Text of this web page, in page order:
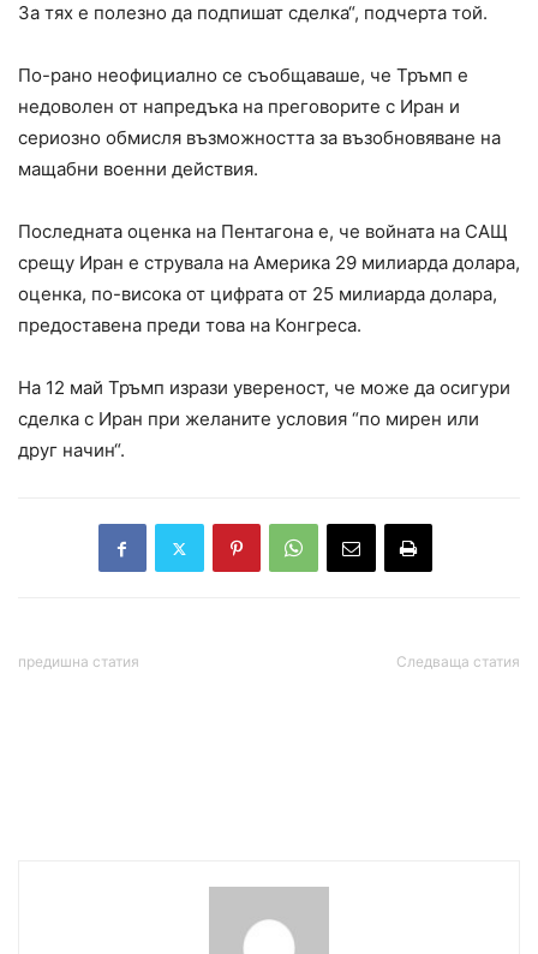
За тях е полезно да подпишат сделка“, подчерта той.
По-рано неофициално се съобщаваше, че Тръмп е
недоволен от напредъка на преговорите с Иран и
сериозно обмисля възможността за възобновяване на
мащабни военни действия.
Последната оценка на Пентагона е, че войната на САЩ
срещу Иран е струвала на Америка 29 милиарда долара,
оценка, по-висока от цифрата от 25 милиарда долара,
предоставена преди това на Конгреса.
На 12 май Тръмп изрази увереност, че може да осигури
сделка с Иран при желаните условия “по мирен или
друг начин“.
предишна статия Следваща статия